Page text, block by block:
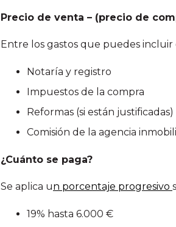
Precio de venta – (precio de
Entre los gastos que puedes incluir
Notaría y registro
Impuestos de la compra
Reformas (si están justificadas)
Comisión de la agencia
¿Cuánto se paga?
Se aplica un porcentaje progresivo
19% hasta 6.000 €